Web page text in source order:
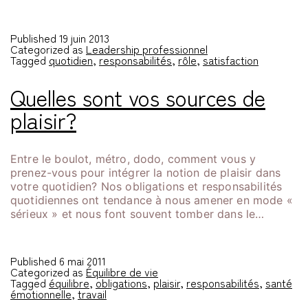
Published 19 juin 2013
Categorized as Leadership professionnel
Tagged quotidien,responsabilités,rôle,satisfaction
Quelles sont vos sources de
plaisir?
Entre le boulot, métro, dodo, comment vous y
prenez-vous pour intégrer la notion de plaisir dans
votre quotidien? Nos obligations et responsabilités
quotidiennes ont tendance à nous amener en mode «
sérieux » et nous font souvent tomber dans le…
Published 6 mai 2011
Categorized as Équilibre de vie
Tagged équilibre,obligations,plaisir, responsabilités, santé
émotionnelle,travail